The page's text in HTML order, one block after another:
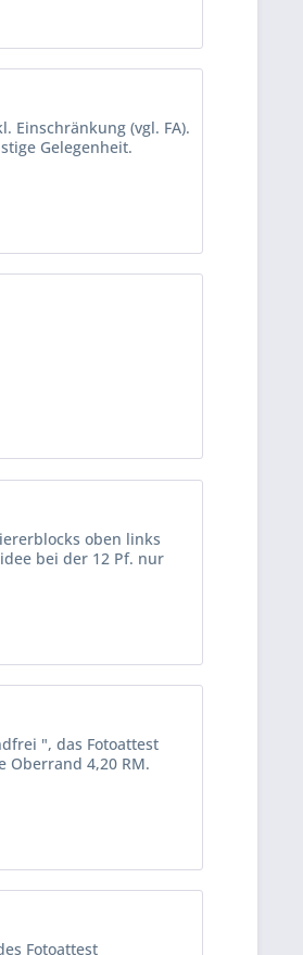
Einschränkung (vgl. FA).
Gelegenheit.
oben links
bei der 12 Pf. nur
", das Fotoattest
Oberrand 4,20 RM.
Fotoattest